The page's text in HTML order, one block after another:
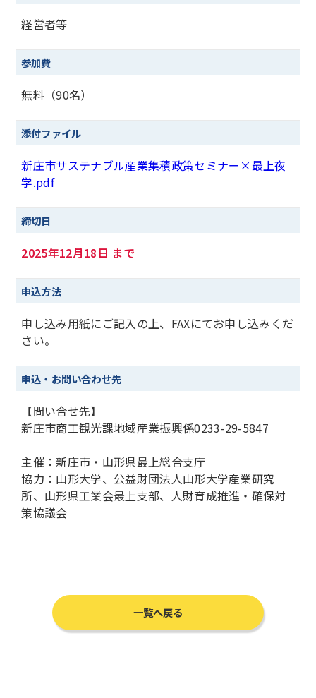
経営者等
参加費
無料（90名）
添付ファイル
新庄市サステナブル産業集積政策セミナー×最上夜
学.pdf
締切日
2025年12月18日 まで
申込方法
申し込み用紙にご記入の上、FAXにてお申し込みくだ
さい。
申込・お問い合わせ先
【問い合せ先】
新庄市商工観光課地域産業振興係0233-29-5847
主催：新庄市・山形県最上総合支庁
協力：山形大学、公益財団法人山形大学産業研究
所、山形県工業会最上支部、人財育成推進・確保対
策協議会
一覧へ戻る